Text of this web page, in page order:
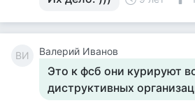
ВИ Валерий Иванов
Это к фсб они курируют
диструктивных